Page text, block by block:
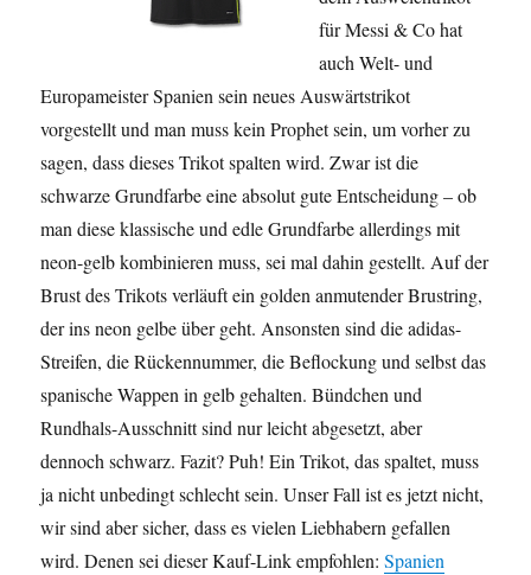
für Messi & Co hat
auch Welt- und
Europameister Spanien sein neues Auswärtstrikot
vorgestellt und man muss kein Prophet sein, um vorher zu
sagen, dass dieses Trikot spalten wird. Zwar ist die
schwarze Grundfarbe eine absolut gute Entscheidung – ob
man diese klassische und edle Grundfarbe allerdings mit
neon-gelb kombinieren muss, sei mal dahin gestellt. Auf der
Brust des Trikots verläuft ein golden anmutender Brustring,
der ins neon gelbe über geht. Ansonsten sind die adidas-
Streifen, die Rückennummer, die Beflockung und selbst das
spanische Wappen in gelb gehalten. Bündchen und
Rundhals-Ausschnitt sind nur leicht abgesetzt, aber
dennoch schwarz. Fazit? Puh! Ein Trikot, das spaltet, muss
ja nicht unbedingt schlecht sein. Unser Fall ist es jetzt nicht,
wir sind aber sicher, dass es vielen Liebhabern gefallen
wird. Denen sei dieser Kauf-Link empfohlen:Spanien